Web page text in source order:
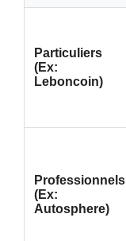
Particuliers
(Ex:
Leboncoin)
Professionnels
(Ex:
Autosphere)